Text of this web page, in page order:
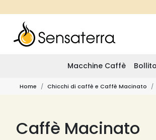
Macchine Caffè
Home Chicchi di caffè e Caffè Macinato
Caffè Macinato